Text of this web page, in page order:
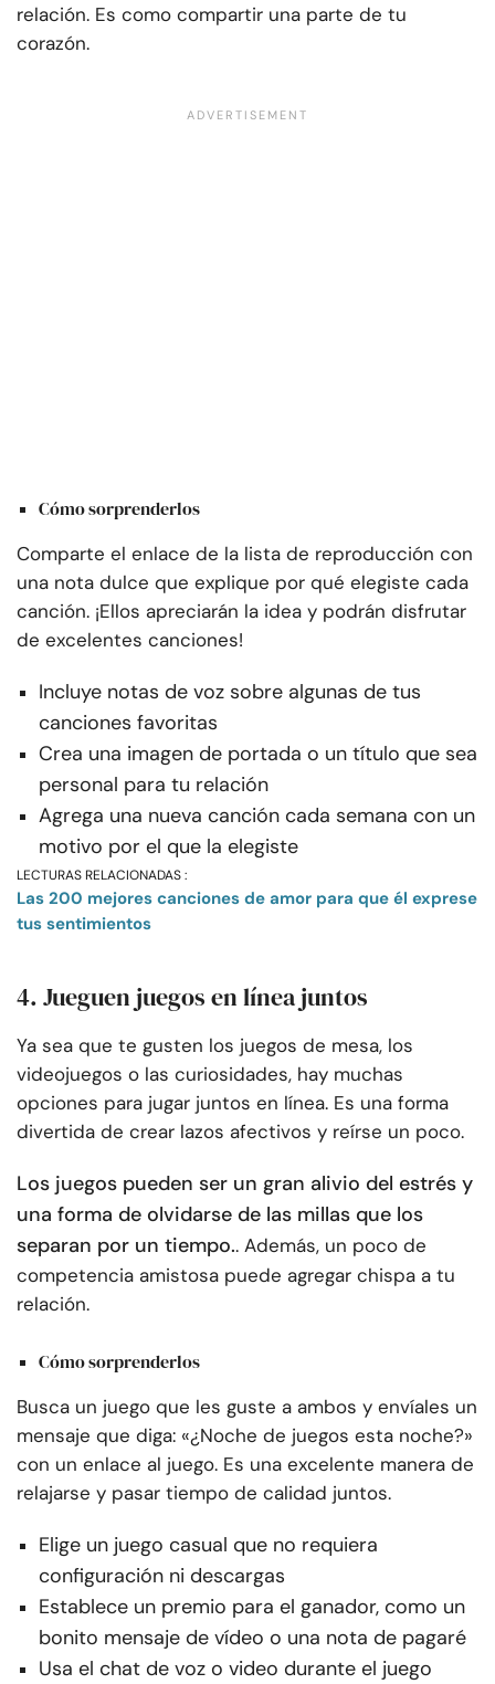
relación. Es como compartir una parte de tu
corazón.
Cómo sorprenderlos
Comparte el enlace de la lista de reproducción con
una nota dulce que explique por qué elegiste cada
canción. ¡Ellos apreciarán la idea y podrán disfrutar
de excelentes canciones!
Incluye notas de voz sobre algunas de tus
canciones favoritas
Crea una imagen de portada o un título que sea
personal para tu relación
Agrega una nueva canción cada semana con un
motivo por el que la elegiste
LECTURAS RELACIONADAS :
Las 200 mejores canciones de amor para que él exprese
tus sentimientos
4. Jueguen juegos en línea juntos
Ya sea que te gusten los juegos de mesa, los
videojuegos o las curiosidades, hay muchas
opciones para jugar juntos en línea. Es una forma
divertida de crear lazos afectivos y reírse un poco.
Los juegos pueden ser un gran alivio del estrés y
una forma de olvidarse de las millas que los
separan por un tiempo.. Además, un poco de
competencia amistosa puede agregar chispa a tu
relación.
Cómo sorprenderlos
Busca un juego que les guste a ambos y envíales un
mensaje que diga: «¿Noche de juegos esta noche?»
con un enlace al juego. Es una excelente manera de
relajarse y pasar tiempo de calidad juntos.
Elige un juego casual que no requiera
configuración ni descargas
Establece un premio para el ganador, como un
bonito mensaje de vídeo o una nota de pagaré
Usa el chat de voz o video durante el juego